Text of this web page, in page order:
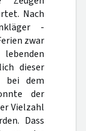
Nach
-
zwar
dieser
bei dem
der
Vielzahl
Dass